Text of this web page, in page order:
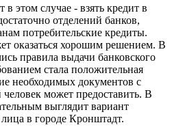
этом случае - взять кредит в
отделений банков,
потребительские кредиты.
оказаться хорошим решением. В
правила выдачи банковского
стала положительная
необходимых документов с
может предоставить. В
выглядит вариант
в городе Кронштадт.